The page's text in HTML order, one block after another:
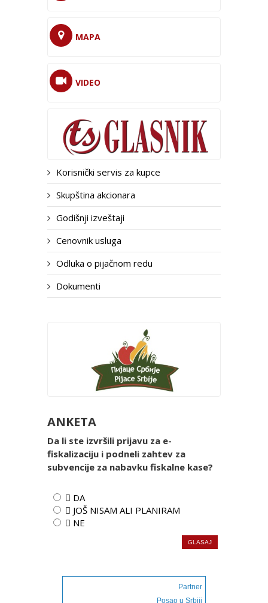
MAPA
VIDEO
Korisnički servis za kupce
Skupština akcionara
Godišnji izveštaji
Cenovnik usluga
Odluka o pijačnom redu
Dokumenti
ANKETA
Da li ste izvršili prijavu za e-
fiskalizaciju i podneli zahtev za
subvencije za nabavku fiskalne kase?
 DA
 JOŠ NISAM ALI PLANIRAM
 NE
Partner
Posao u Srbiji